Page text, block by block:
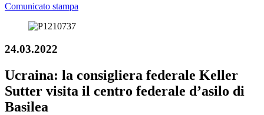
Comunicato stampa
24.03.2022
Ucraina: la consigliera federale Keller
Sutter visita il centro federale d’asilo di
Basilea